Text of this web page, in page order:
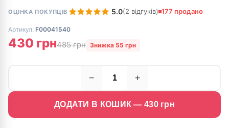
ОЦІНКА ПОКУПЦІВ 5.0(2 відгуків) 177 продано
Артикул: F00041540
430 грн485 грн Знижка 55 грн
− +
ДОДАТИ В КОШИК — 430грн